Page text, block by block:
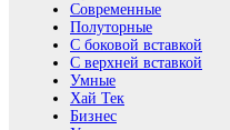
Современные
Полуторные
С боковой вставкой
С верхней вставкой
Умные
Хай Тек
Бизнес